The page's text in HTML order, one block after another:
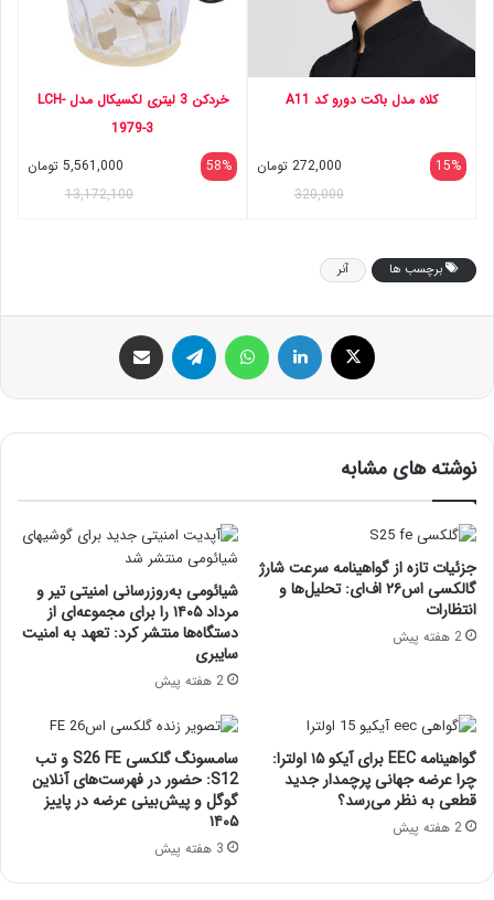
کلاه مدل باکت دورو کد A11
15%
272,000 تومان
320,000
خردکن 3 لیتری لکسیکال مدل LCH-
1979-3
58%
5,561,000 تومان
13,172,100
برچسب ها آنر
ایکس لینکداین تلگرام
نوشته های مشابه
جزئیات تازه از گواهینامه سرعت شارژ
گالکسی اس۲۶ اف‌ای: تحلیل‌ها و
انتظارات
2 هفته پیش
شیائومی به‌روزرسانی امنیتی تیر و
مرداد ۱۴۰۵ را برای مجموعه‌ای از
دستگاه‌ها منتشر کرد: تعهد به امنیت
سایبری
2 هفته پیش
گواهینامه EEC برای آیکو ۱۵ اولترا:
چرا عرضه جهانی پرچمدار جدید
قطعی به نظر می‌رسد؟
2 هفته پیش
سامسونگ گلکسی S26 FE و تب
S12: حضور در فهرست‌های آنلاین
گوگل و پیش‌بینی عرضه در پاییز
۱۴۰۵
3 هفته پیش